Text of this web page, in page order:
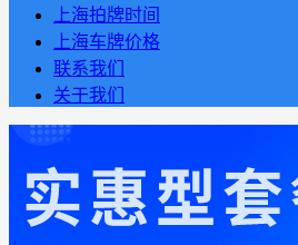
上海拍牌时间
上海车牌价格
联系我们
关于我们